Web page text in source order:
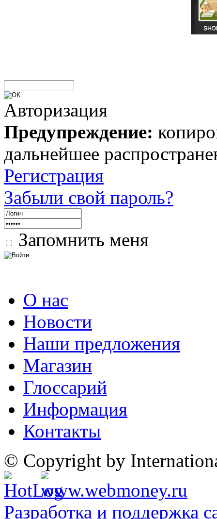
Авторизация
Предупреждение:
дальнейшее
Регистрация
Забыли свой пароль?
Запомнить меня
О нас
Новости
Наши предложения
Магазин
Глоссарий
Информация
Контакты
© Copyright by
Разработка и поддержка